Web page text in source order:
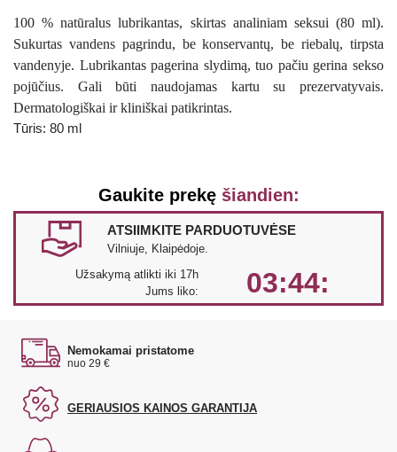
100% natūralus lubrikantas, skirtas analiniam seksui (80 ml).
Sukurtas vandens pagrindu, be konservantų, be riebalų, tirpsta
vandenyje. Lubrikantas pagerina slydimą, tuo pačiu gerina sekso
pojūčius. Gali būti naudojamas kartu su prezervatyvais.
Dermatologiškai ir kliniškai patikrintas.
Tūris: 80 ml
Gaukite prekę šiandien:
ATSIIMKITE PARDUOTUVĖSE
Vilniuje, Klaipėdoje.
Užsakymą atlikti iki 17h
Jums liko:
03:44:
Nemokamai pristatome
nuo 29 €
GERIAUSIOS KAINOS GARANTIJA